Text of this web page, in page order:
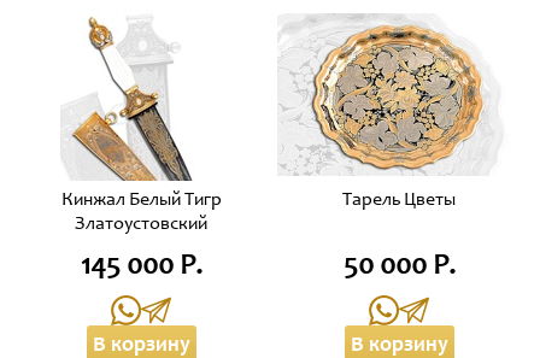
Кинжал Белый Тигр
Златоустовский
145 000 Р.
В корзину
Тарель Цветы
50 000 Р.
В корзину